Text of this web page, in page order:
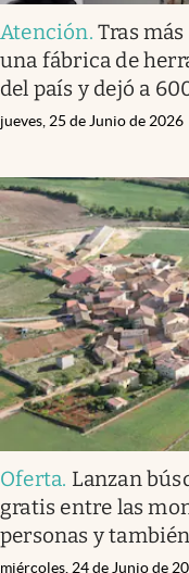
Atención.Tras
una fábrica de
del país y dejó a
jueves, 25 de Junio de 2026
Oferta. Lanzan
gratis entre las
personas y
miércoles, 24 de Junio de